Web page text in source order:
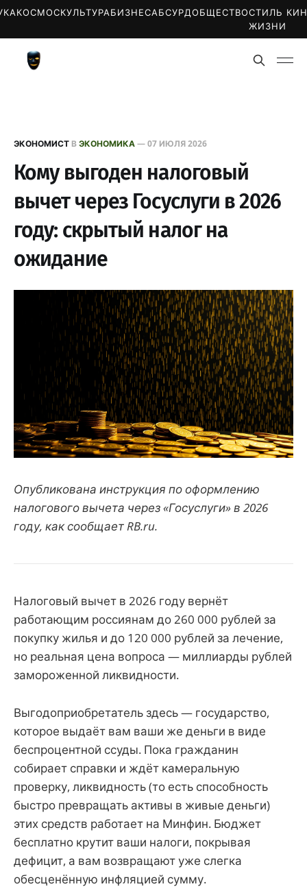
КОСМОСКУЛЬТУРАБИЗНЕСАБСУРДОБЩЕСТВОСТИЛЬ
ЖИЗНИ
ЭКОНОМИСТ ВЭКОНОМИКА—07 ИЮЛЯ 2026
Кому выгоден налоговый
вычет через Госуслуги в 2026
году: скрытый налог на
ожидание
Опубликована инструкция по оформлению
налогового вычета через «Госуслуги» в 2026
году, как сообщает RB.ru.
Налоговый вычет в 2026 году вернёт
работающим россиянам до 260 000 рублей за
покупку жилья и до 120 000 рублей за лечение,
но реальная цена вопроса — миллиарды рублей
замороженной ликвидности.
Выгодоприобретатель здесь — государство,
которое выдаёт вам ваши же деньги в виде
беспроцентной ссуды. Пока гражданин
собирает справки и ждёт камеральную
проверку, ликвидность (то есть способность
быстро превращать активы в живые деньги)
этих средств работает на Минфин. Бюджет
бесплатно крутит ваши налоги, покрывая
дефицит, а вам возвращают уже слегка
обесценённую инфляцией сумму.